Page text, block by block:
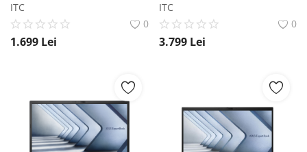
ITC
0
1.699 Lei
ITC
0
3.799 Lei